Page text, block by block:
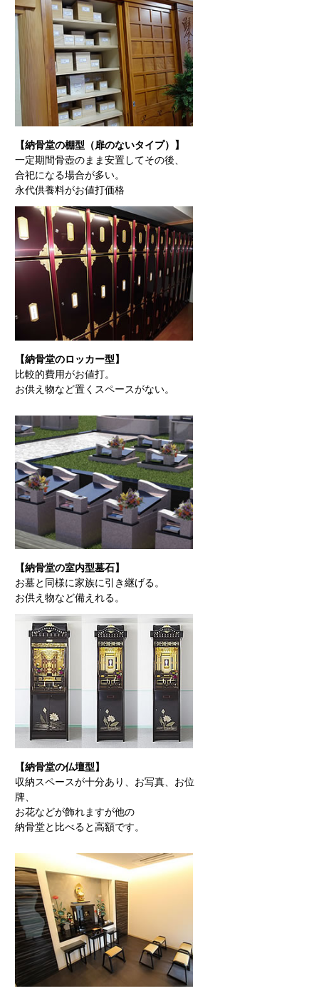
【納骨堂の棚型（扉のないタイプ）】
一定期間骨壺のまま安置してその後、
合祀になる場合が多い。
永代供養料がお値打価格
【納骨堂のロッカー型】
比較的費用がお値打。
お供え物など置くスペースがない。
【納骨堂の室内型墓石】
お墓と同様に家族に引き継げる。
お供え物など備えれる。
【納骨堂の仏壇型】
収納スペースが十分あり、お写真、お位
牌、
お花などが飾れますが他の
納骨堂と比べると高額です。